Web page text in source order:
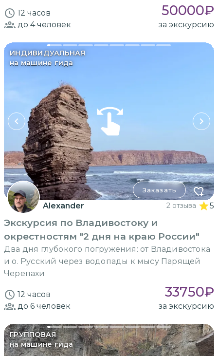
12 часов 50000₽
до 4человек за экскурсию
ИНДИВИДУАЛЬНАЯ
на машине гида
Заказать
Alexander 2 отзыва 5
Экскурсия по Владивостоку и
окрестностям "2 дня на краю России"
Два дня глубокого погружения: от Владивостока
и о. Русский через водопады к мысу Парящей
Черепахи
12 часов 33750₽
до 6 человек за экскурсию
ГРУППОВАЯ
на машине гида